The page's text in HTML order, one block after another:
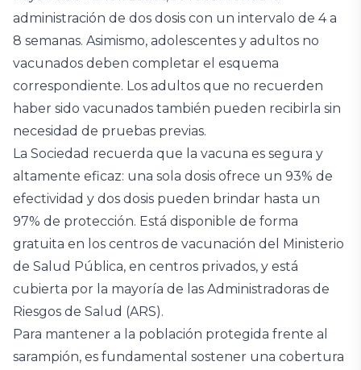
administración de dos dosis con un intervalo de 4 a
8 semanas. Asimismo, adolescentes y adultos no
vacunados deben completar el esquema
correspondiente. Los adultos que no recuerden
haber sido vacunados también pueden recibirla sin
necesidad de pruebas previas.
La Sociedad recuerda que la vacuna es segura y
altamente eficaz: una sola dosis ofrece un 93% de
efectividad y dos dosis pueden brindar hasta un
97% de protección. Está disponible de forma
gratuita en los centros de vacunación del Ministerio
de Salud Pública, en centros privados, y está
cubierta por la mayoría de las Administradoras de
Riesgos de Salud (ARS).
Para mantener a la población protegida frente al
sarampión, es fundamental sostener una cobertura